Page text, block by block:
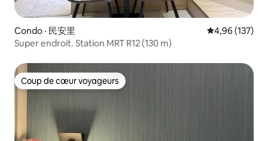
Condo · 民安里 Note
4,96 (137)
Super endroit. Station MRT R12 (130 m)
Coup de cœur voyageurs
Coup de cœur voyageurs